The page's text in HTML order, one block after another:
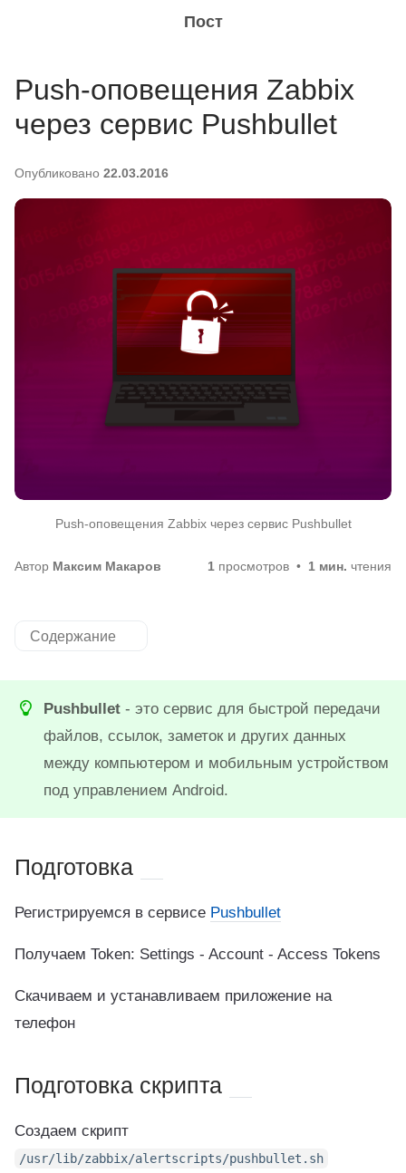
Пост
Push-оповещения Zabbix
через сервис Pushbullet
Опубликовано 22.03.2016
Push-оповещения Zabbix через сервис Pushbullet
Автор Максим Макаров 1 просмотров 1 мин. чтения
Содержание
Pushbullet - это сервис для быстрой передачи
файлов, ссылок, заметок и других данных
между компьютером и мобильным устройством
под управлением Android.
Подготовка
Регистрируемся в сервисе Pushbullet
Получаем Token: Settings - Account - Access Tokens
Скачиваем и устанавливаем приложение на
телефон
Подготовка скрипта
Создаем скрипт
/usr/lib/zabbix/alertscripts/pushbullet.sh